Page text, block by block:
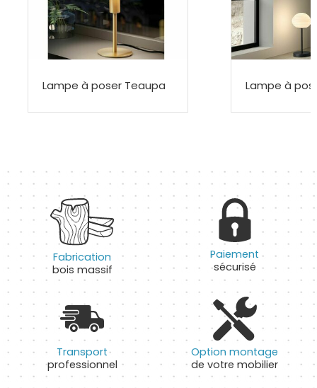
Lampe à poser Teaupa Lampe à
Fabrication
bois massif
Paiement
sécurisé
Transport
professionnel
Option montage
de votre mobilier